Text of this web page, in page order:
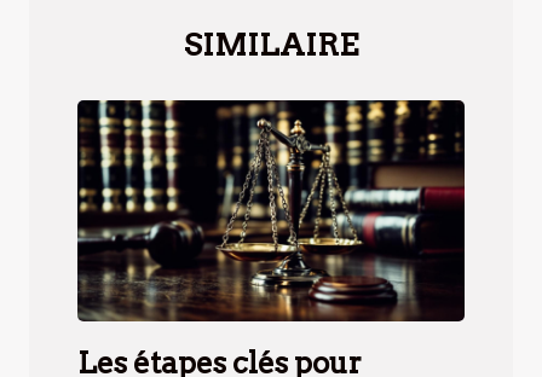
SIMILAIRE
Les étapes clés pour